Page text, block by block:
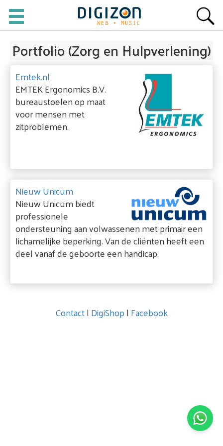
Portfolio (Zorg en Hulpverlening)
Emtek.nl
EMTEK Ergonomics B.V.
bureaustoelen op maat
voor mensen met
zitproblemen.
Nieuw Unicum
Nieuw Unicum biedt
professionele
ondersteuning aan volwassenen met primair een
lichamelijke beperking. Van de cliënten heeft een
deel vanaf de geboorte een handicap.
Contact|DigiShop|Facebook